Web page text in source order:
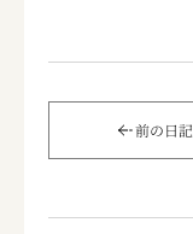
前の日記